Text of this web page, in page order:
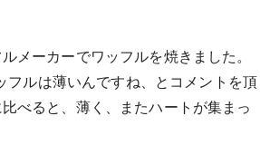
メーカーでワッフルを焼きました。
フルは薄いんですね、とコメントを頂
べると、薄く、またハートが集まっ